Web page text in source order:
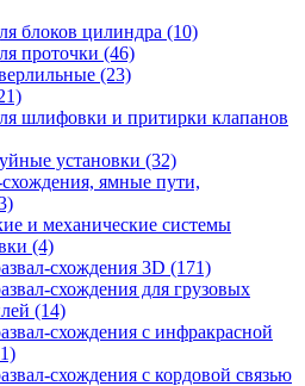
блоков цилиндра (10)
проточки (46)
(23)
шлифовки и притирки клапанов
установки (32)
ямные пути,
и механические системы
(4)
схождения 3D (171)
схождения для грузовых
(14)
схождения с инфракрасной
схождения с кордовой связью